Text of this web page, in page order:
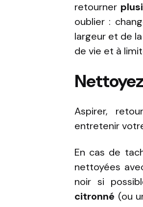
retourner
oublier :
largeur et de
de vie et à
Aspirer,
entretenir
En cas de
nettoyées
noir si
citronné (ou